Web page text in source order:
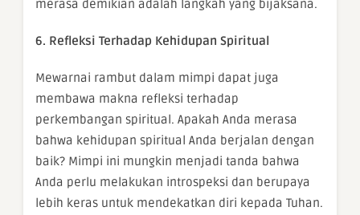
merasa demikian adalah langkah yang bijaksana.
6. Refleksi Terhadap Kehidupan Spiritual
Mewarnai rambut dalam mimpi dapat juga
membawa makna refleksi terhadap
perkembangan spiritual. Apakah Anda merasa
bahwa kehidupan spiritual Anda berjalan dengan
baik? Mimpi ini mungkin menjadi tanda bahwa
Anda perlu melakukan introspeksi dan berupaya
lebih keras untuk mendekatkan diri kepada Tuhan.